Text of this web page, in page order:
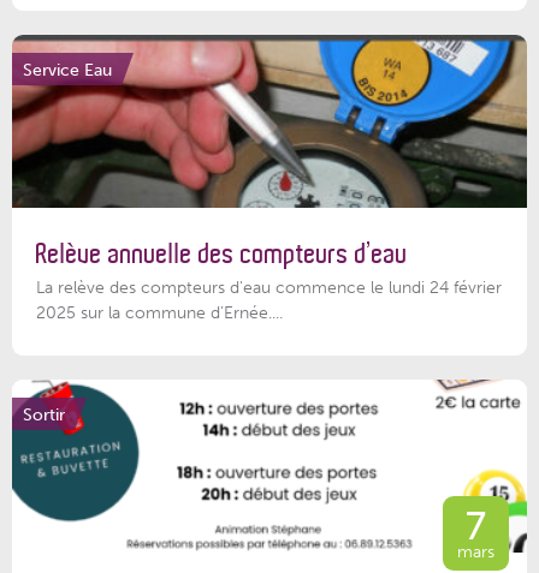
Service Eau
Relève annuelle des compteurs d’eau
La relève des compteurs d'eau commence le lundi 24 février
2025 sur la commune d’Ernée....
Sortir
7
mars